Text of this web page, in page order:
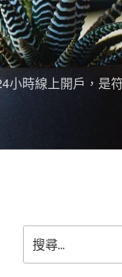
時線上開戶，是
尋
關